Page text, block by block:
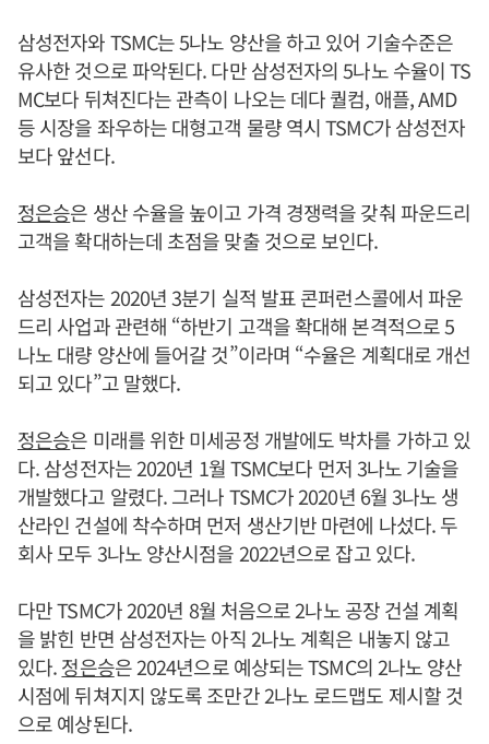
삼성전자와 TSMC는 5나노 양산을 하고 있어 기술수준은
유사한 것으로 파악된다. 다만 삼성전자의 5나노 수율이 TS
MC보다 뒤쳐진다는 관측이 나오는 데다 퀄컴, 애플, AMD
등 시장을 좌우하는 대형고객 물량 역시 TSMC가 삼성전자
보다 앞선다.
정은승은 생산 수율을 높이고 가격 경쟁력을 갖춰 파운드리
고객을 확대하는데 초점을 맞출 것으로 보인다.
삼성전자는 2020년 3분기 실적 발표 콘퍼런스콜에서 파운
드리 사업과 관련해 “하반기 고객을 확대해 본격적으로 5
나노 대량 양산에 들어갈 것”이라며 “수율은 계획대로 개선
되고 있다”고 말했다.
정은승은 미래를 위한 미세공정 개발에도 박차를 가하고 있
다. 삼성전자는 2020년 1월 TSMC보다 먼저 3나노 기술을
개발했다고 알렸다. 그러나 TSMC가 2020년 6월 3나노 생
산라인 건설에 착수하며 먼저 생산기반 마련에 나섰다. 두
회사 모두 3나노 양산시점을 2022년으로 잡고 있다.
다만 TSMC가 2020년 8월 처음으로 2나노 공장 건설 계획
을 밝힌 반면 삼성전자는 아직 2나노 계획은 내놓지 않고
있다.정은승은 2024년으로 예상되는 TSMC의 2나노 양산
시점에 뒤쳐지지 않도록 조만간 2나노 로드맵도 제시할 것
으로 예상된다.